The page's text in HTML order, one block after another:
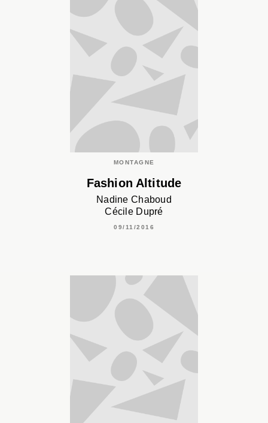
MONTAGNE
Fashion Altitude
Nadine Chaboud
Cécile Dupré
09/11/2016